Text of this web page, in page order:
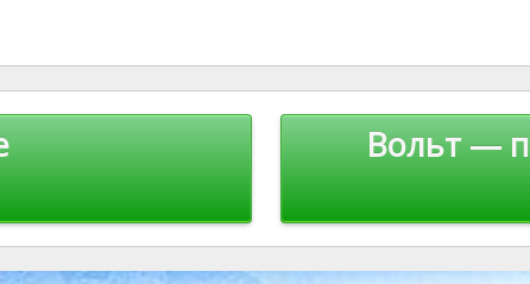
Вольт —